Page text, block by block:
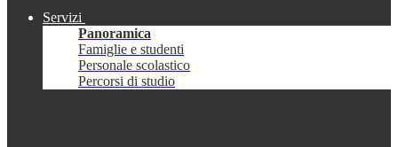
Servizi
Panoramica
Famiglie e studenti
Personale scolastico
Percorsi di studio